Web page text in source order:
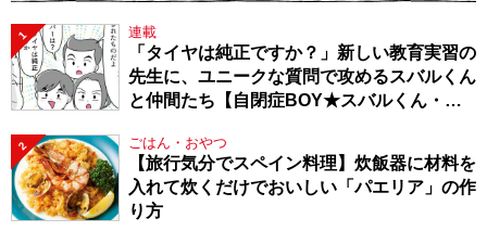
1 連載
「タイヤは純正ですか？」新しい教育実習の
先生に、ユニークな質問で攻めるスバルくん
と仲間たち【自閉症BOY★スバルくん・
2 ごはん・おやつ
【旅行気分でスペイン料理】炊飯器に材料を
入れて炊くだけでおいしい「パエリア」の作
り方